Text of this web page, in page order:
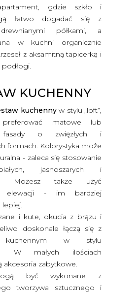
gdzie szkło i
łatwo dogadać się z
półkami, a
w kuchni organicznie
z aksamitną tapicerką i
podłogi.
KUCHENNY
kuchennyw stylu „loft”,
preferować matowe lub
fasady o zwięzłych i
formach. Kolorystyka może
- zaleca się stosowanie
jasnoszarych i
Możesz także użyć
elewacji - im bardziej
lepiej.
i kute, okucia z brązu i
doskonale łączą się z
kuchennym w stylu
W małych ilościach
akcesoria zabytkowe.
być wykonane z
tworzywa sztucznego i